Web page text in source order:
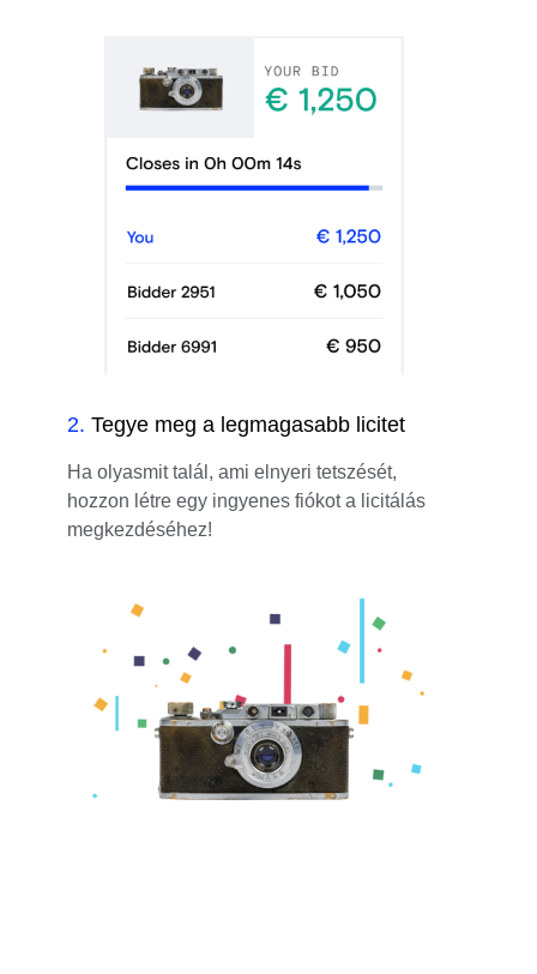
2. Tegye meg a legmagasabb licitet
Ha olyasmit talál, ami elnyeri tetszését,
hozzon létre egy ingyenes fiókot a licitálás
megkezdéséhez!